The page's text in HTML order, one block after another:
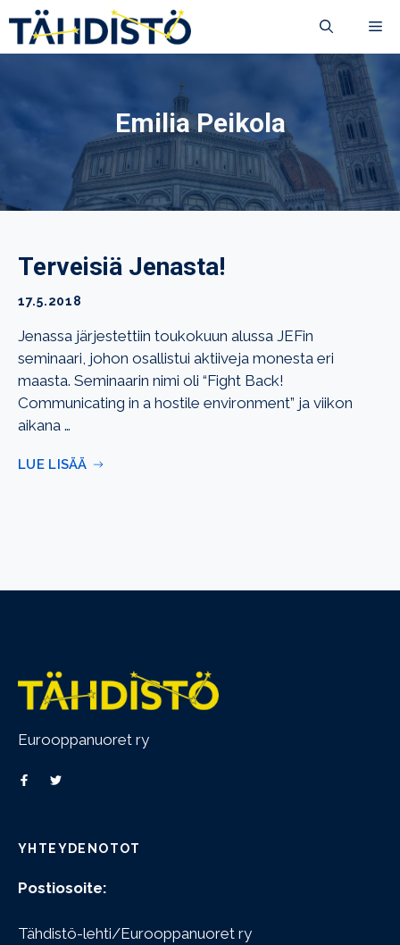
sisältöön
Emilia Peikola
Terveisiä Jenasta!
17.5.2018
Jenassa järjestettiin toukokuun alussa JEFin
seminaari, johon osallistui aktiiveja monesta eri
maasta. Seminaarin nimi oli “Fight Back!
Communicating in a hostile environment” ja viikon
aikana …
LUE LISÄÄ
Eurooppanuoret ry
YHTEYDENOTOT
Postiosoite:
Tähdistö-lehti/Eurooppanuoret ry